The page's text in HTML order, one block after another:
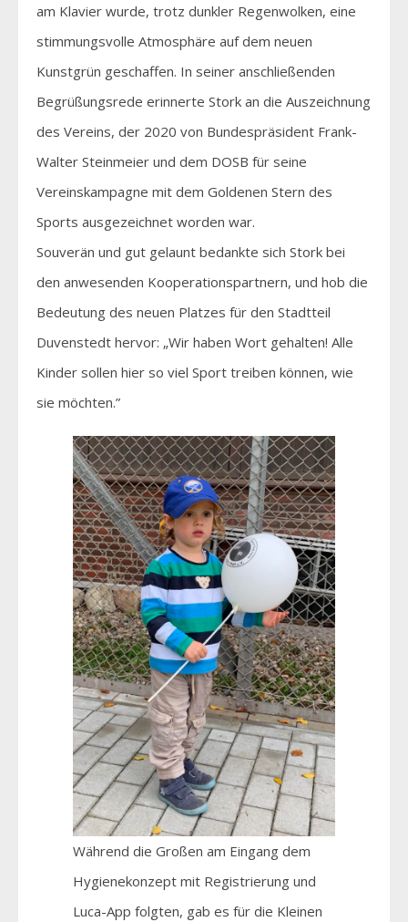
am Klavier wurde, trotz dunkler Regenwolken, eine
stimmungsvolle Atmosphäre auf dem neuen
Kunstgrün geschaffen. In seiner anschließenden
Begrüßungsrede erinnerte Stork an die Auszeichnung
des Vereins, der 2020 von Bundespräsident Frank-
Walter Steinmeier und dem DOSB für seine
Vereinskampagne mit dem Goldenen Stern des
Sports ausgezeichnet worden war.
Souverän und gut gelaunt bedankte sich Stork bei
den anwesenden Kooperationspartnern, und hob die
Bedeutung des neuen Platzes für den Stadtteil
Duvenstedt hervor: „Wir haben Wort gehalten! Alle
Kinder sollen hier so viel Sport treiben können, wie
sie möchten.”
Während die Großen am Eingang dem
Hygienekonzept mit Registrierung und
Luca-App folgten, gab es für die Kleinen